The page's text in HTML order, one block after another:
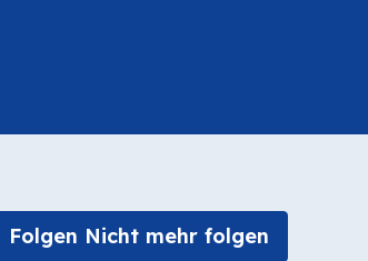
Im Newsroom suchen
Folgen Nicht mehr folgen